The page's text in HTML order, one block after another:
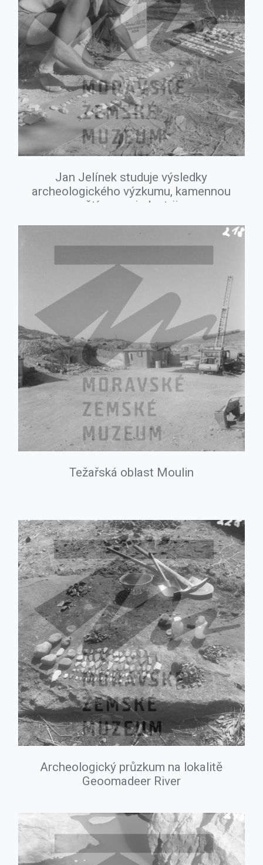
Jan Jelínek studuje výsledky
archeologického výzkumu, kamennou
štípanou industrii
Težařská oblast Moulin
Archeologický průzkum na lokalitě
Geoomadeer River